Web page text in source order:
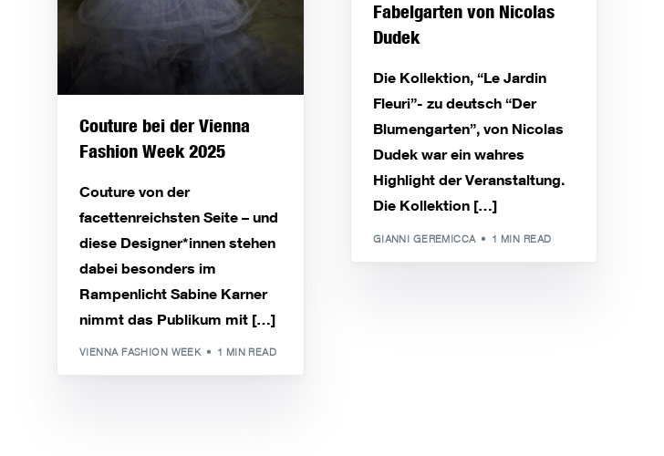
Couture bei der Vienna
Fashion Week 2025
Couture von der
facettenreichsten Seite – und
diese Designer*innen stehen
dabei besonders im
Rampenlicht Sabine Karner
nimmt das Publikum mit […]
VIENNA FASHION WEEK 1 MIN READ
Fabelgarten von Nicolas
Dudek
Die Kollektion, “Le Jardin
Fleuri”- zu deutsch “Der
Blumengarten”, von Nicolas
Dudek war ein wahres
Highlight der Veranstaltung.
Die Kollektion […]
GIANNI GEREMICCA 1 MIN READ